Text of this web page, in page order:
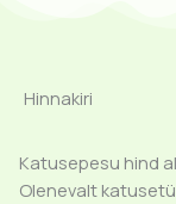
Hinnakiri
Katusepesu hind
Olenevalt